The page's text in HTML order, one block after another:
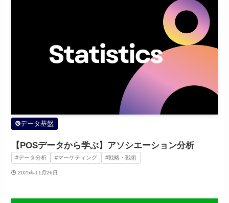
データ基盤
【POSデータから学ぶ】アソシエーション分析
#データ分析 #マーケティング #戦略・戦術
2025年11月26日